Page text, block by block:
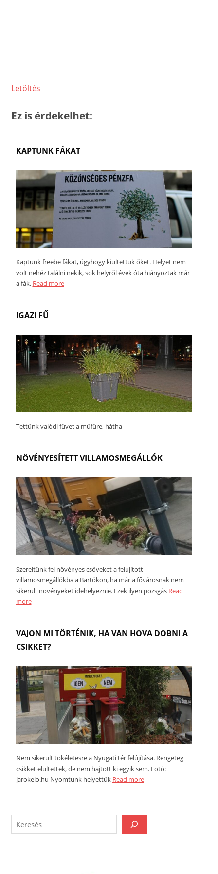
Letöltés
Ez is érdekelhet:
KAPTUNK FÁKAT
Kaptunk freebe fákat, úgyhogy kiültettük őket. Helyet nem
volt nehéz találni nekik, sok helyről évek óta hiányoztak már
a fák. Read more
IGAZI FŰ
Tettünk valódi füvet a műfűre, hátha
NÖVÉNYESÍTETT VILLAMOSMEGÁLLÓK
Szereltünk fel növényes csöveket a felújított
villamosmegállókba a Bartókon, ha már a fővárosnak nem
sikerült növényeket idehelyeznie. Ezek ilyen pozsgás Read
more
VAJON MI TÖRTÉNIK, HA VAN HOVA DOBNI A
CSIKKET?
Nem sikerült tökéletesre a Nyugati tér felújítása. Rengeteg
csikket elültettek, de nem hajtott ki egyik sem. Fotó:
jarokelo.hu Nyomtunk helyettük Read more